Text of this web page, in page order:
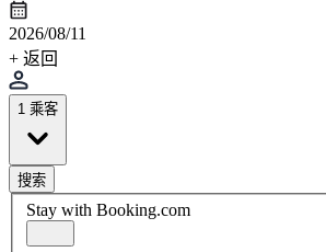
2026/08/11
+ 返回
1 乘客
搜索
Stay with Booking.com